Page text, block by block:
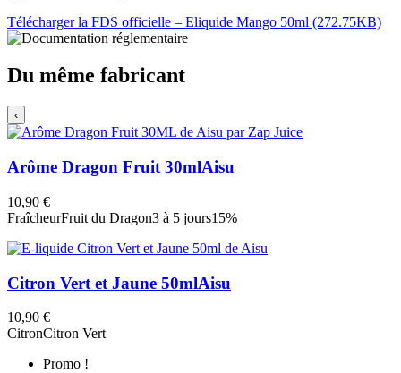
Télécharger la FDS officielle – Eliquide Mango 50ml (272.75KB)
Du même fabricant
‹
Arôme Dragon Fruit 30mlAisu
10,90 €
FraîcheurFruit du Dragon3 à 5 jours15%
Citron Vert et Jaune 50mlAisu
10,90 €
CitronCitron Vert
Promo !